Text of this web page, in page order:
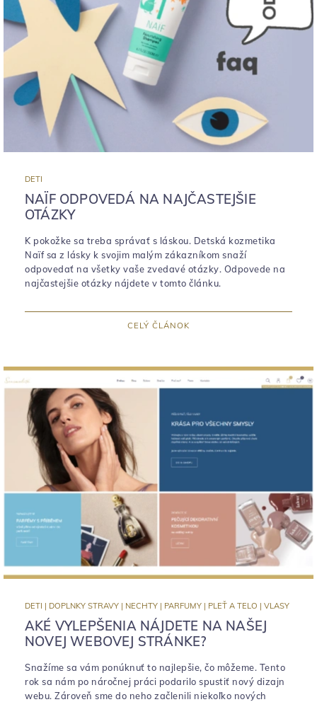
DETI
NAÏF ODPOVEDÁ NA NAJČASTEJŠIE
OTÁZKY
K pokožke sa treba správať s láskou. Detská kozmetika
Naïf sa z lásky k svojim malým zákazníkom snaží
odpovedať na všetky vaše zvedavé otázky. Odpovede na
najčastejšie otázky nájdete v tomto článku.
CELÝ ČLÁNOK
DETI | DOPLNKY STRAVY | NECHTY | PARFUMY | PLEŤ A TELO | VLASY
AKÉ VYLEPŠENIA NÁJDETE NA NAŠEJ
NOVEJ WEBOVEJ STRÁNKE?
Snažíme sa vám ponúknuť to najlepšie, čo môžeme. Tento
rok sa nám po náročnej práci podarilo spustiť nový dizajn
webu. Zároveň sme do neho začlenili niekoľko nových